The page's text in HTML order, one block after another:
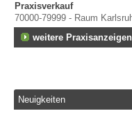
Praxisverkauf
70000-79999 - Raum
weitere Praxisanzeigen
Neuigkeiten